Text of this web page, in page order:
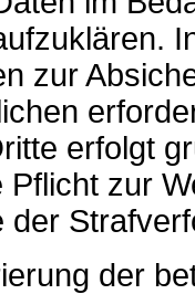
zur
erfolgt
Pflicht zur
der
der